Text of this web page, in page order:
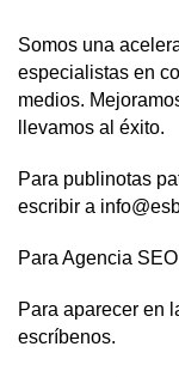
Somos una
especialistas en
medios.
llevamos al éxito.
Para publinotas
escribir a
Para Agencia
Para aparecer en
escríbenos.